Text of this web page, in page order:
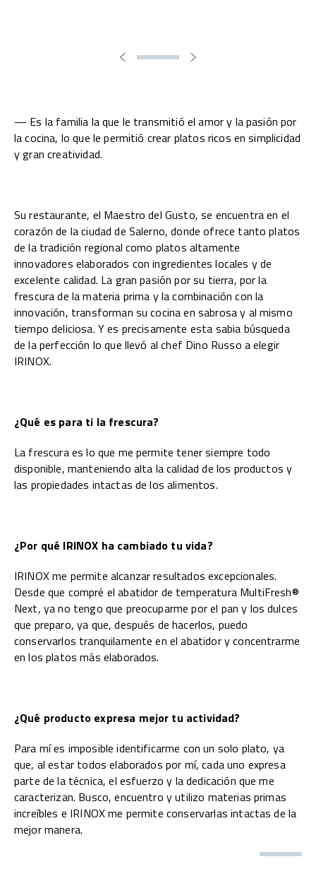
— Es la familia la que le transmitió el amor y la pasión por
la cocina, lo que le permitió crear platos ricos en simplicidad
y gran creatividad.
Su restaurante, el Maestro del Gusto, se encuentra en el
corazón de la ciudad de Salerno, donde ofrece tanto platos
de la tradición regional como platos altamente
innovadores elaborados con ingredientes locales y de
excelente calidad. La gran pasión por su tierra, por la
frescura de la materia prima y la combinación con la
innovación, transforman su cocina en sabrosa y al mismo
tiempo deliciosa. Y es precisamente esta sabia búsqueda
de la perfección lo que llevó al chef Dino Russo a elegir
IRINOX.
¿Qué es para ti la frescura?
La frescura es lo que me permite tener siempre todo
disponible, manteniendo alta la calidad de los productos y
las propiedades intactas de los alimentos.
¿Por qué IRINOX ha cambiado tu vida?
IRINOX me permite alcanzar resultados excepcionales.
Desde que compré el abatidor de temperatura MultiFresh®
Next, ya no tengo que preocuparme por el pan y los dulces
que preparo, ya que, después de hacerlos, puedo
conservarlos tranquilamente en el abatidor y concentrarme
en los platos más elaborados.
¿Qué producto expresa mejor tu actividad?
Para mí es imposible identificarme con un solo plato, ya
que, al estar todos elaborados por mí, cada uno expresa
parte de la técnica, el esfuerzo y la dedicación que me
caracterizan. Busco, encuentro y utilizo materias primas
increíbles e IRINOX me permite conservarlas intactas de la
mejor manera.